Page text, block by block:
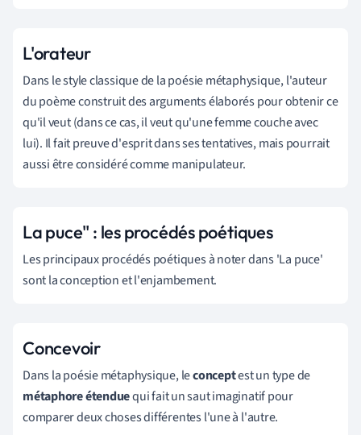
L'orateur
Dans le style classique de la poésie métaphysique, l'auteur
du poème construit des arguments élaborés pour obtenir ce
qu'il veut (dans ce cas, il veut qu'une femme couche avec
lui). Il fait preuve d'esprit dans ses tentatives, mais pourrait
aussi être considéré comme manipulateur.
La puce" : les procédés poétiques
Les principaux procédés poétiques à noter dans 'La puce'
sont la conception et l'enjambement.
Concevoir
Dans la poésie métaphysique, leconceptest un type de
métaphore étenduequi fait un saut imaginatif pour
comparer deux choses différentes l'une à l'autre.